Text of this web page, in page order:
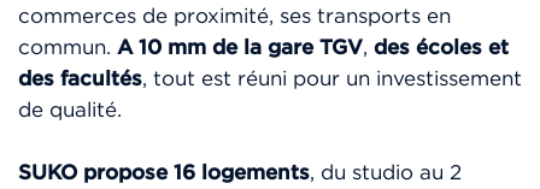
commerces de proximité, ses transports en
commun. A 10 mm de la gare TGV, des écoles et
des facultés, tout est réuni pour un investissement
de qualité.
SUKO propose 16 logements, du studio au 2